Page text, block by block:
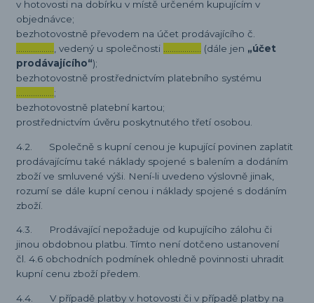
v hotovosti na dobírku v místě určeném kupujícím v
objednávce;
bezhotovostně převodem na účet prodávajícího č.
, vedený u společnosti (dále jen „účet
prodávajícího“);
bezhotovostně prostřednictvím platebního systému
;
bezhotovostně platební kartou;
prostřednictvím úvěru poskytnutého třetí osobou.
4.2. Společně s kupní cenou je kupující povinen zaplatit
prodávajícímu také náklady spojené s balením a dodáním
zboží ve smluvené výši. Není-li uvedeno výslovně jinak,
rozumí se dále kupní cenou i náklady spojené s dodáním
zboží.
4.3. Prodávající nepožaduje od kupujícího zálohu či
jinou obdobnou platbu. Tímto není dotčeno ustanovení
čl. 4.6 obchodních podmínek ohledně povinnosti uhradit
kupní cenu zboží předem.
4.4. V případě platby v hotovosti či v případě platby na